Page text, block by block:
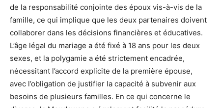
de la responsabilité conjointe des époux vis-à-vis de la
famille, ce qui implique que les deux partenaires doivent
collaborer dans les décisions financières et éducatives.
L’âge légal du mariage a été fixé à 18 ans pour les deux
sexes, et la polygamie a été strictement encadrée,
nécessitant l’accord explicite de la première épouse,
avec l’obligation de justifier la capacité à subvenir aux
besoins de plusieurs familles. En ce qui concerne le